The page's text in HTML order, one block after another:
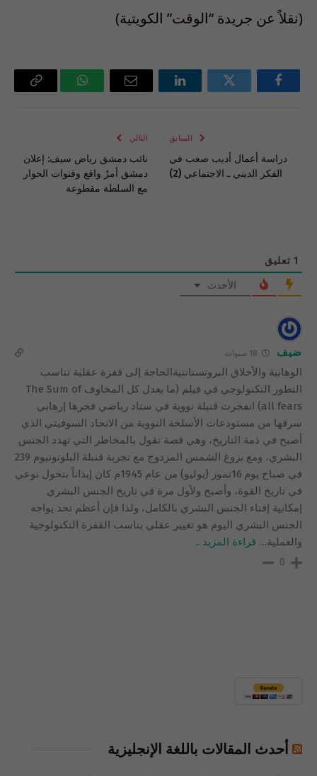
(نقلاً عن جريدة “الوقت” الكويتية)
فيسبوك تويتر لينكدإن
البريد
واتساب Copy
السابق
دراسة أعمال أديب صعب في
الفكر الديني ـ الاجتماعي (2)
التالي
نائب دمشق رياض سيف: إعلان
دمشق أمرٌ واقع وقنوات الحوار
مع السلطة مقطوعة
1 تعليق
الأحدث
ضيف 18 سنوات
الوهابية والأخلاق البروتستانتيةالحاجة إلى قفزة عقلية تناسب
التطور التكنولوجي في فيلم (ما يعدل كل المخاوف The Sum of
all fears) انفجرت قنبلة نووية في ستاد رياضي فجرها إرهابي
سرقها من مستودعات الأسلحة النووية من الاتحاد السوفيتي الذي
أصبح في ذمة التاريخ، وهي قصة تقول بالمخاطر التي تهدد الجنس
البشري، ومع بزوغ الشمس المزدوج مع تجربة قنبلة البلوتونيوم 239
في صباح يوم 16تموز (يوليو) من عام 1945م كان إيذاناً بتحول نوعي
في تاريخ القوة، وأصبح ولأول مرة في تاريخ الجنس البشري
إمكانية إفناء الجنس البشري بالكامل، ولذا فإن أعظم تحد يواجه
الجنس البشري اليوم هو تغيير عقلي يناسب القفزة التكنولوجية
والعملية… قراءة المزيد ..
0
أحدث المقالات باللغة الإنجليزية